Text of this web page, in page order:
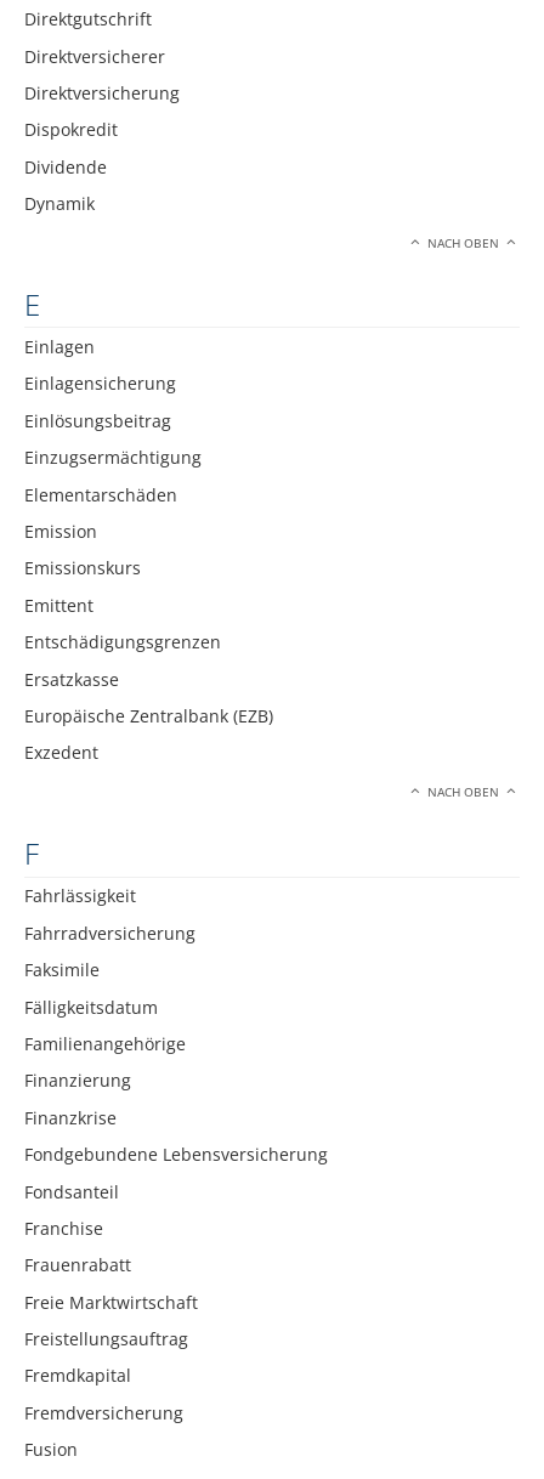
Direktgutschrift
Direktversicherer
Direktversicherung
Dispokredit
Dividende
Dynamik
NACH OBEN
E
Einlagen
Einlagensicherung
Einlösungsbeitrag
Einzugsermächtigung
Elementarschäden
Emission
Emissionskurs
Emittent
Entschädigungsgrenzen
Ersatzkasse
Europäische Zentralbank (EZB)
Exzedent
NACH OBEN
F
Fahrlässigkeit
Fahrradversicherung
Faksimile
Fälligkeitsdatum
Familienangehörige
Finanzierung
Finanzkrise
Fondgebundene Lebensversicherung
Fondsanteil
Franchise
Frauenrabatt
Freie Marktwirtschaft
Freistellungsauftrag
Fremdkapital
Fremdversicherung
Fusion